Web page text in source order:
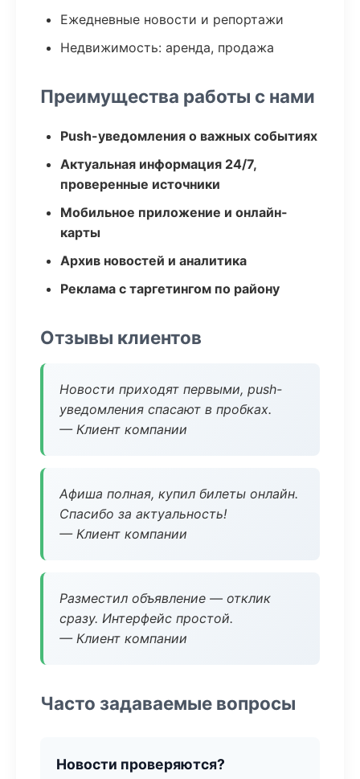
Ежедневные новости и репортажи
Недвижимость: аренда, продажа
Преимущества работы с нами
Push-уведомления о важных событиях
Актуальная информация 24/7,
проверенные источники
Мобильное приложение и онлайн-
карты
Архив новостей и аналитика
Реклама с таргетингом по району
Отзывы клиентов
Новости приходят первыми, push-
уведомления спасают в пробках.
— Клиент компании
Афиша полная, купил билеты онлайн.
Спасибо за актуальность!
— Клиент компании
Разместил объявление — отклик
сразу. Интерфейс простой.
— Клиент компании
Часто задаваемые вопросы
Новости проверяются?